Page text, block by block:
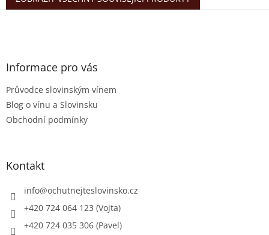
Z
Informace pro vás
Průvodce slovinským vínem
Blog o vínu a Slovinsku
Obchodní podmínky
Kontakt
info@ochutnejteslovinsko.cz
+420 724 064 123 (Vojta)
+420 724 035 306 (Pavel)